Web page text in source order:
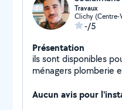
Travaux
Clichy (Centre-
-/5
Présentation
ils sont disponibles
ménagers plomberie
Aucun avis pour